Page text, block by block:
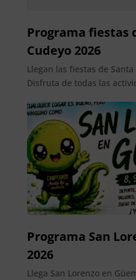
Programa fiestas
Cudeyo 2026
Llegan las fiestas de
Disfruta de todas las
Programa San
2026
Llega San Lorenzo en